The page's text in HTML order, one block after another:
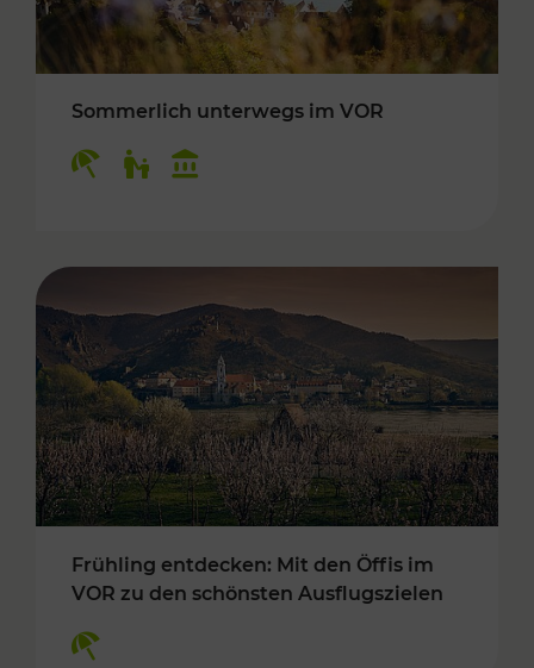
Sommerlich unterwegs im VOR
Frühling entdecken: Mit den Öffis im
VOR zu den schönsten Ausflugszielen